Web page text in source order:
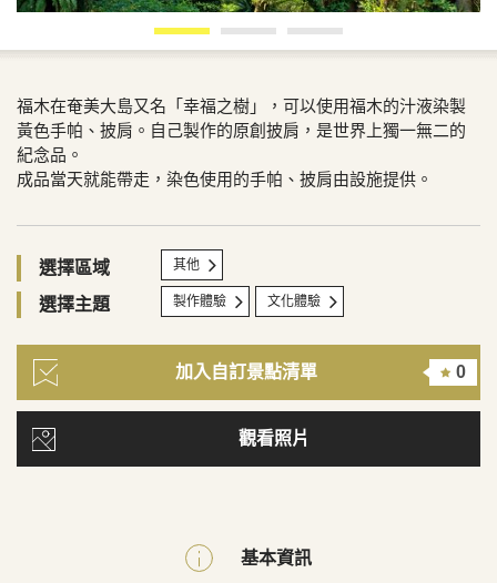
福木在奄美大島又名「幸福之樹」，可以使用福木的汁液染製
黃色手帕、披肩。自己製作的原創披肩，是世界上獨一無二的
紀念品。
成品當天就能帶走，染色使用的手帕、披肩由設施提供。
選擇區域 其他
選擇主題 製作體驗 文化體驗
加入自訂景點清單 0
觀看照片
基本資訊